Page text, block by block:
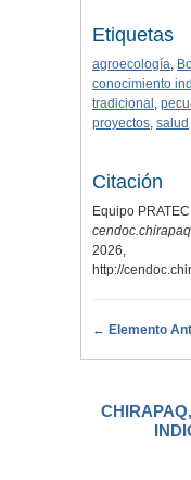
Etiquetas
agroecología,
conocimiento
tradicional ,
proyectos, salud
Citación
Equipo
2026,
http://
← Elemento